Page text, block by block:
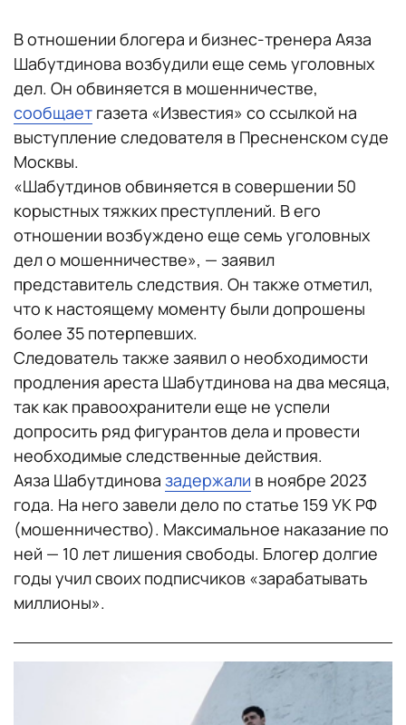
В отношении блогера и бизнес-тренера Аяза
Шабутдинова возбудили еще семь уголовных
дел. Он обвиняется в мошенничестве,
сообщает газета «Известия» со ссылкой на
выступление следователя в Пресненском суде
Москвы.
«Шабутдинов обвиняется в совершении 50
корыстных тяжких преступлений. В его
отношении возбуждено еще семь уголовных
дел о мошенничестве», — заявил
представитель следствия. Он также отметил,
что к настоящему моменту были допрошены
более 35 потерпевших.
Следователь также заявил о необходимости
продления ареста Шабутдинова на два месяца,
так как правоохранители еще не успели
допросить ряд фигурантов дела и провести
необходимые следственные действия.
Аяза Шабутдинова задержали в ноябре 2023
года. На него завели дело по статье 159 УК РФ
(мошенничество). Максимальное наказание по
ней — 10 лет лишения свободы. Блогер долгие
годы учил своих подписчиков «зарабатывать
миллионы».